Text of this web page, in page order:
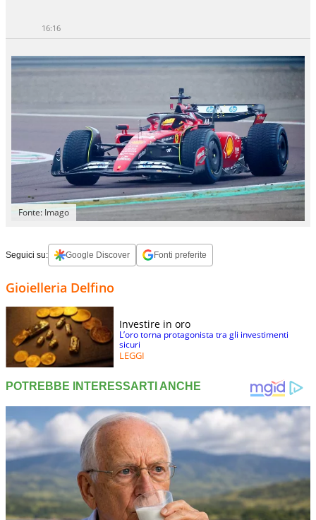
16:16
Fonte: Imago
Seguici su: Google Discover Fonti preferite
Gioielleria Delfino
Investire in oro
L’oro torna protagonista tra gli investimenti
sicuri
LEGGI